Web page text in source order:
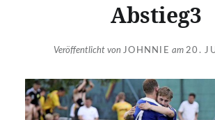
Abstieg3
Veröffentlicht von JOHNNIE am 20.